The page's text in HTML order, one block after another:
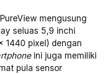
mengusung
seluas 5,9 inchi
1440 pixel) dengan
ini juga memiliki
pula sensor